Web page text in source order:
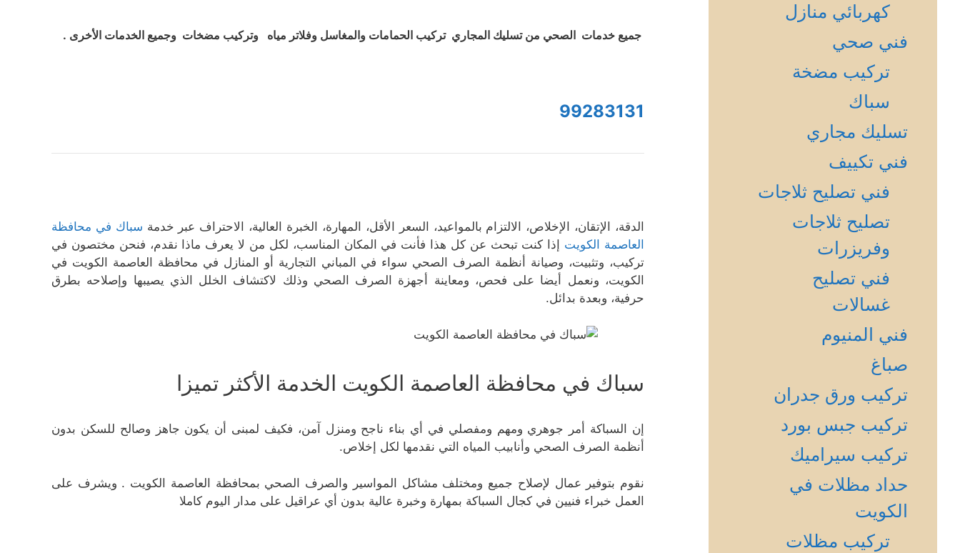
جميع خدمات الصحي من تسليك المجاري تركيب الحمامات والمغاسل وفلاتر مياه وتركيب مضخات وجميع الخدمات الأخرى .
99283131
الدقة، الإتقان، الإخلاص، الالتزام بالمواعيد، السعر الأقل، المهارة، الخبرة العالية، الاحتراف عبر خدمة سباك في محافظة
العاصمة الكويت إذا كنت تبحث عن كل هذا فأنت في المكان المناسب، لكل من لا يعرف ماذا نقدم، فنحن مختصون في
تركيب، وتثبيت، وصيانة أنظمة الصرف الصحي سواء في المباني التجارية أو المنازل في محافظة العاصمة الكويت في
الكويت، ونعمل أيضا على فحص، ومعاينة أجهزة الصرف الصحي وذلك لاكتشاف الخلل الذي يصيبها وإصلاحه بطرق
حرفية، وبعدة بدائل.
سباك في محافظة العاصمة الكويت الخدمة الأكثر تميزا
إن السباكة أمر جوهري ومهم ومفصلي في أي بناء ناجح ومنزل آمن، فكيف لمبنى أن يكون جاهز وصالح للسكن بدون
أنظمة الصرف الصحي وأنابيب المياه التي نقدمها لكل إخلاص.
نقوم بتوفير عمال لإصلاح جميع ومختلف مشاكل المواسير والصرف الصحي بمحافظة العاصمة الكويت . ويشرف على
العمل خبراء فنيين في كجال السباكة بمهارة وخبرة عالية بدون أي عراقيل على مدار اليوم كاملا
كهربائي منازل
فني صحي
تركيب مضخة
سباك
تسليك مجاري
فني تكييف
فني تصليح ثلاجات
تصليح ثلاجات
وفريزرات
فني تصليح
غسالات
فني المنيوم
صباغ
تركيب ورق جدران
تركيب جبس بورد
تركيب سيراميك
حداد مظلات في
الكويت
تركيب مظلات